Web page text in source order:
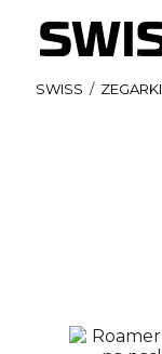
SWISS / ZEGARKI